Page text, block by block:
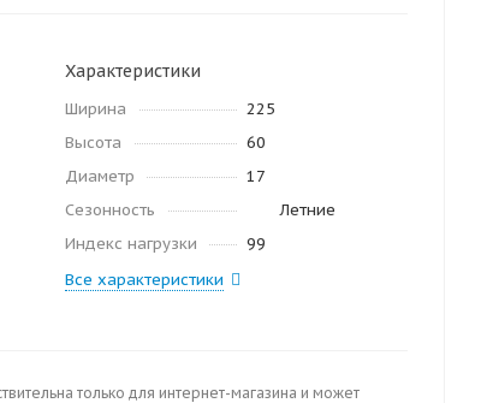
Характеристики
Ширина
225
Высота
60
Диаметр
17
Сезонность
Летние
Индекс нагрузки
99
Все характеристики
только для интернет-магазина и может